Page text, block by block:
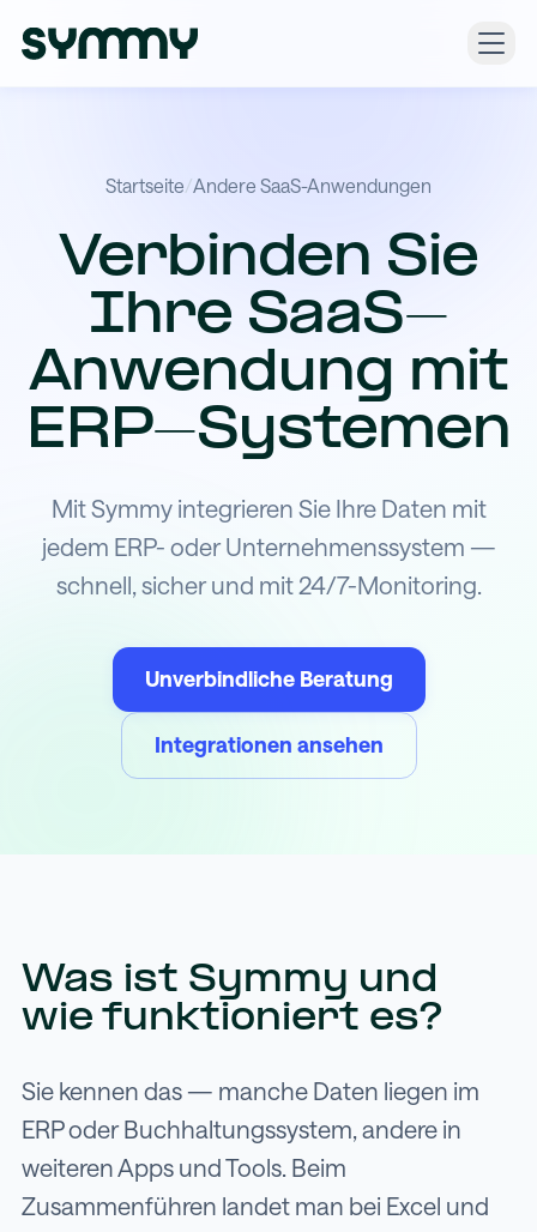
Startseite/Andere SaaS-Anwendungen
Verbinden Sie
Ihre SaaS-
Anwendung mit
ERP-Systemen
Mit Symmy integrieren Sie Ihre Daten mit
jedem ERP- oder Unternehmenssystem —
schnell, sicher und mit 24/7-Monitoring.
Unverbindliche Beratung
Integrationen ansehen
Was ist Symmy und
wie funktioniert es?
Sie kennen das — manche Daten liegen im
ERP oder Buchhaltungssystem, andere in
weiteren Apps und Tools. Beim
Zusammenführen landet man bei Excel und